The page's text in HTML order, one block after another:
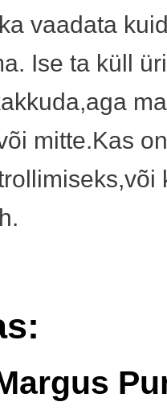
vaadata
Ise ta küll
mitte.Kas